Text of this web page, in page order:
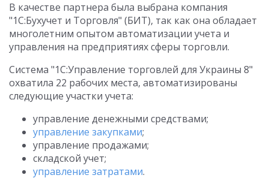
В качестве партнера была выбрана компания
"1С:Бухучет и Торговля" (БИТ), так как она обладает
многолетним опытом автоматизации учета и
управления на предприятиях сферы торговли.
Система "1С:Управление торговлей для Украины 8"
охватила 22 рабочих места, автоматизированы
следующие участки учета:
управление денежными средствами;
управление закупками;
управление продажами;
складской учет;
управление затратами.